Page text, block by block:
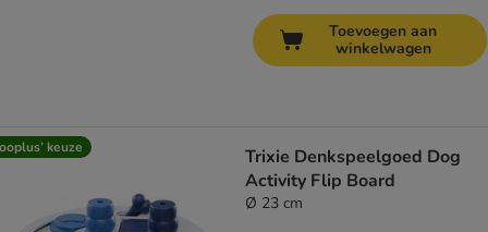
Toevoegen aan
winkelwagen
keuze
Trixie Denkspeelgoed Dog
Activity Flip Board
Ø 23 cm